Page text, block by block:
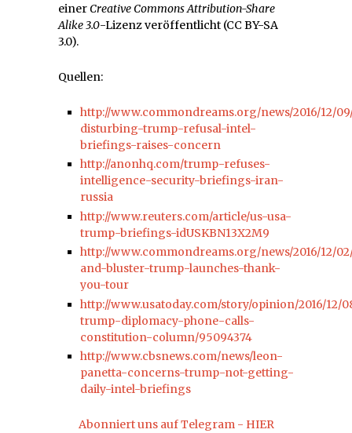
einerCreative Commons Attribution-Share
Alike 3.0-Lizenz veröffentlicht (CC BY-SA
3.0).
Quellen:
http://www.commondreams.org/news/2016/12/
disturbing-trump-refusal-intel-
briefings-raises-concern
http://anonhq.com/trump-refuses-
intelligence-security-briefings-iran-
russia
http://www.reuters.com/article/us-usa-
trump-briefings-idUSKBN13X2M9
http://www.commondreams.org/news/2016/12/
and-bluster-trump-launches-thank-
you-tour
http://www.usatoday.com/story/opinion/2016/12/
trump-diplomacy-phone-calls-
constitution-column/95094374
http://www.cbsnews.com/news/leon-
panetta-concerns-trump-not-getting-
daily-intel-briefings
Abonniert uns auf Telegram - HIER